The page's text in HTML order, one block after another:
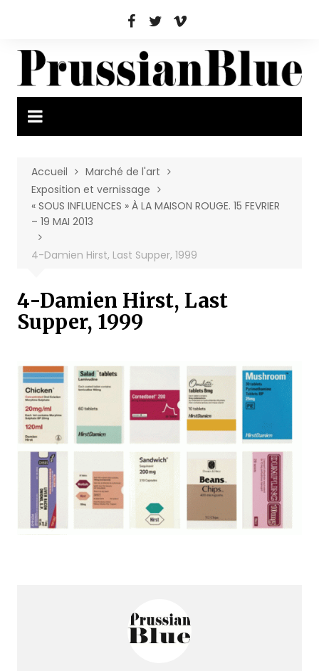
Accueil
Marché de l'art
Exposition et vernissage
« SOUS INFLUENCES » À LA MAISON ROUGE. 15 FEVRIER
– 19 MAI 2013
4-Damien Hirst, Last Supper, 1999
4-Damien Hirst, Last
Supper, 1999